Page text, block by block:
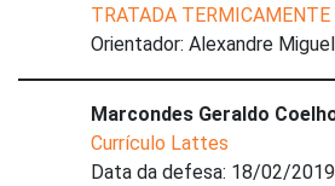
TRATADA TERMICAMENTE
Orientador: Alexandre
Marcondes Geraldo
Currículo Lattes
Data da defesa: 18/02/2019